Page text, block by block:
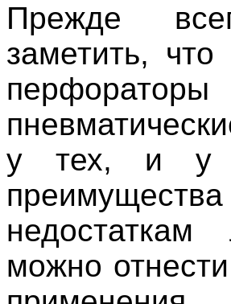
Прежде
заметить,
перфораторы
у тех, и у
недостаткам
можно